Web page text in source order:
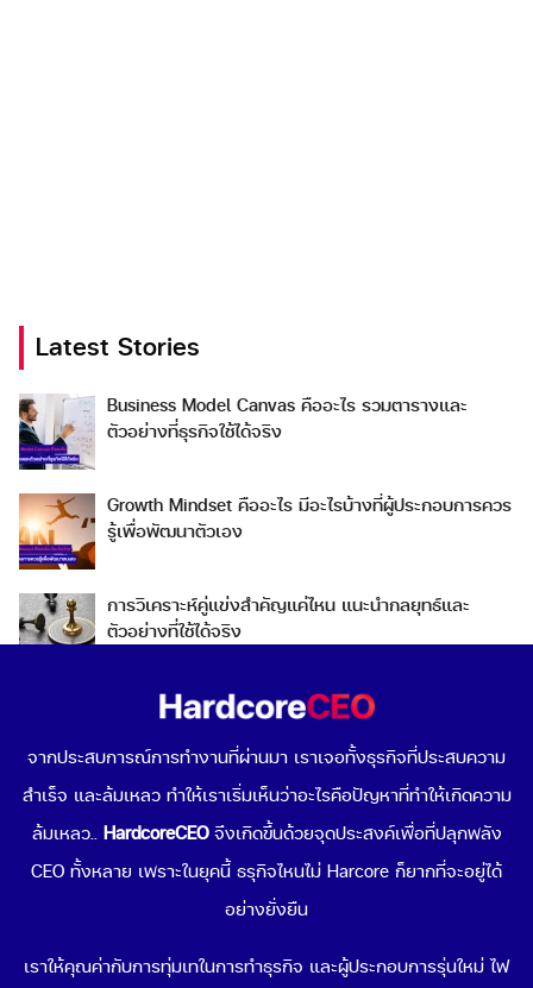
Latest Stories
Business Model Canvas คืออะไร รวมตารางและ
ตัวอย่างที่ธุรกิจใช้ได้จริง
Growth Mindset คืออะไร มีอะไรบ้างที่ผู้ประกอบการควร
รู้เพื่อพัฒนาตัวเอง
การวิเคราะห์คู่แข่งสำคัญแค่ไหน แนะนำกลยุทธ์และ
ตัวอย่างที่ใช้ได้จริง
Go To Market คืออะไร เลือกกลยุทธ์การเข้าสู่ตลาดต่าง
Data-Driven Organization คืออะไร ทำไมการขับเคลื่อน
องค์กรด้วยข้อมูลถึงดีต่อธุรกิจคุณ
เริ่มขายของออนไลน์
จากประสบการณ์การทำงานที่ผ่านมา เราเจอทั้งธุรกิจที่ประสบความ
สำเร็จ และล้มเหลว ทำให้เราเริ่มเห็นว่าอะไรคือปัญหาที่ทำให้เกิดความ
ล้มเหลว.. HardcoreCEOจึงเกิดขึ้นด้วยจุดประสงค์เพื่อที่ปลุกพลัง
CEO ทั้งหลาย เพราะในยุคนี้ ธรุกิจไหนไม่ Harcore ก็ยากที่จะอยู่ได้
อย่างยั่งยืน
เราให้คุณค่ากับการทุ่มเทในการทำธุรกิจ และผู้ประกอบการรุ่นใหม่ ไฟ